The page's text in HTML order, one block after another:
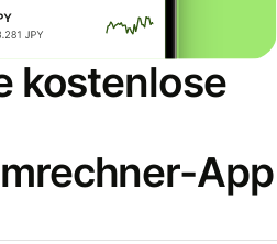
kostenlose
App